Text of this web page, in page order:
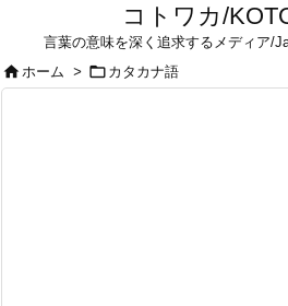
コトワカ/
言葉の意味を深く追求するメディア/
ホーム >  カタカナ語